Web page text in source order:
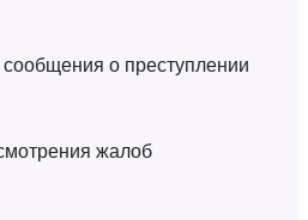
о преступлении
жалоб